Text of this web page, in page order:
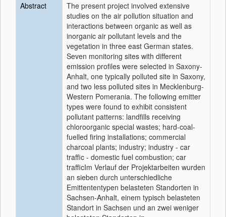
Abstract
The present project involved extensive
studies on the air pollution situation and
interactions between organic as well as
inorganic air pollutant levels and the
vegetation in three east German states.
Seven monitoring sites with different
emission profiles were selected in Saxony-
Anhalt, one typically polluted site in Saxony,
and two less polluted sites in Mecklenburg-
Western Pomerania. The following emitter
types were found to exhibit consistent
pollutant patterns: landfills receiving
chloroorganic special wastes; hard-coal-
fuelled firing installations; commercial
charcoal plants; industry; industry - car
traffic - domestic fuel combustion; car
trafficIm Verlauf der Projektarbeiten wurden
an sieben durch unterschiedliche
Emittententypen belasteten Standorten in
Sachsen-Anhalt, einem typisch belasteten
Standort in Sachsen und an zwei weniger